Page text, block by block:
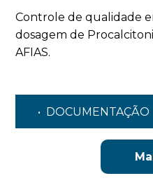
Controle de qualidade
dosagem de
AFIAS.
• DOCUMENTAÇÃO